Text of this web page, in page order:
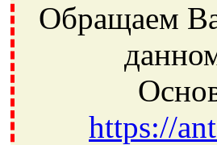
Обращаем
https://